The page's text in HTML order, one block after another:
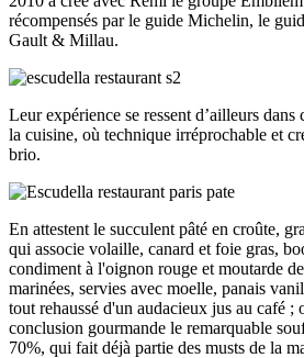
récompensés par le guide Michelin, le
Gault & Millau.
Leur expérience se ressent d’ailleurs dans
la cuisine, où technique irréprochable et
brio.
En attestent le succulent pâté en croûte,
qui associe volaille, canard et foie gras,
condiment à l'oignon rouge et moutarde
marinées, servies avec moelle, panais
tout rehaussé d'un audacieux jus au café ;
conclusion gourmande le remarquable
70%, qui fait déjà partie des musts de la